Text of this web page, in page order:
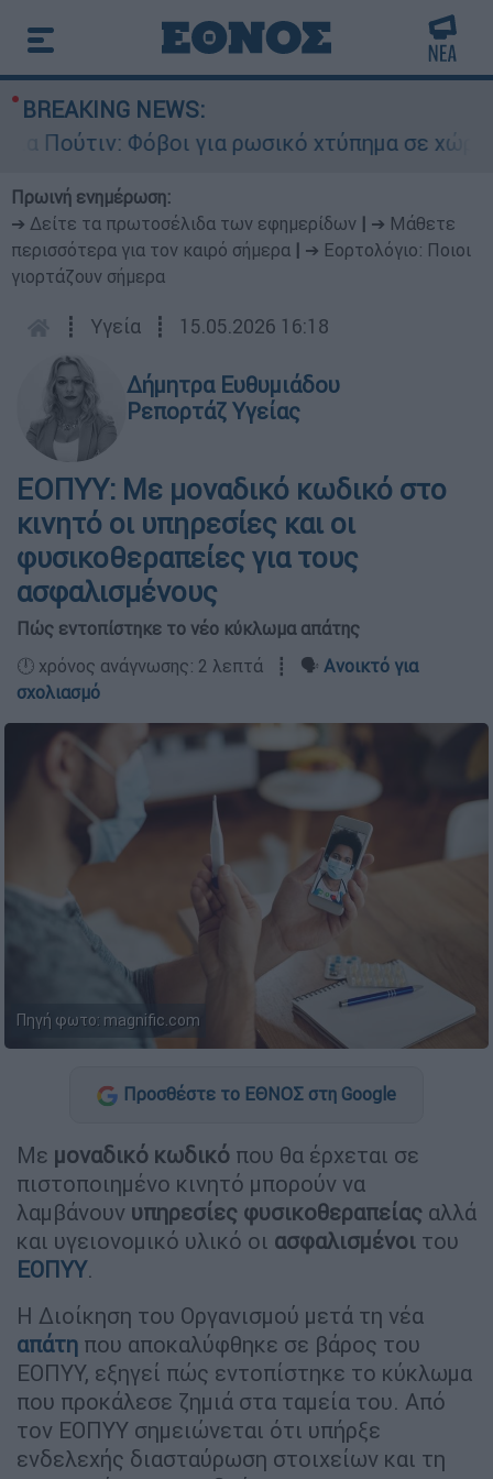
BREAKING NEWS:
Φόβοι για ρωσικό χτύπημα σε χώρα
Πρωινή ενημέρωση:
➔ Δείτε τα πρωτοσέλιδα των εφημερίδων
➔ Μάθετε
περισσότερα για τον καιρό σήμερα
➔ Εορτολόγιο: Ποιοι
γιορτάζουν σήμερα
┋ Υγεία ┋ 15.05.2026 16:18
Δήμητρα Ευθυμιάδου
Ρεπορτάζ Υγείας
ΕΟΠΥΥ: Με μοναδικό κωδικό στο
κινητό οι υπηρεσίες και οι
φυσικοθεραπείες για τους
ασφαλισμένους
Πώς εντοπίστηκε το νέο κύκλωμα απάτης
🕛 χρόνος ανάγνωσης: 2 λεπτά ┋ 🗣️ Ανοικτό για
σχολιασμό
Πηγή φωτο: magnific.com
Προσθέστε το ΕΘΝΟΣ στη Google
Με μοναδικό κωδικό που θα έρχεται σε
πιστοποιημένο κινητό μπορούν να
λαμβάνουν υπηρεσίες φυσικοθεραπείας αλλά
και υγειονομικό υλικό οι ασφαλισμένοι του
ΕΟΠΥΥ.
Η Διοίκηση του Οργανισμού μετά τη νέα
απάτη που αποκαλύφθηκε σε βάρος του
ΕΟΠΥΥ, εξηγεί πώς εντοπίστηκε το κύκλωμα
που προκάλεσε ζημιά στα ταμεία του. Από
τον ΕΟΠΥΥ σημειώνεται ότι υπήρξε
ενδελεχής διασταύρωση στοιχείων και τη